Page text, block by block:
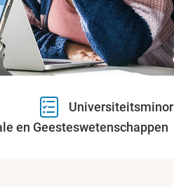
Universiteitsminor
en Geesteswetenschappen